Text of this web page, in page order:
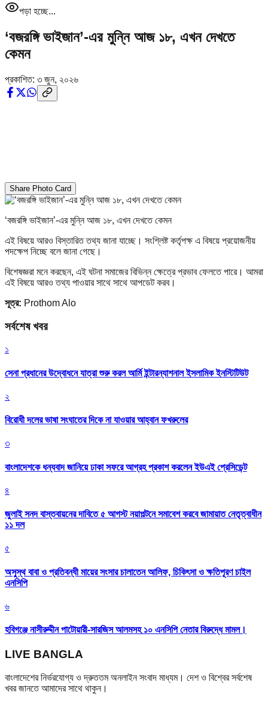
পড়া হচ্ছে...
‘বজরঙ্গি ভাইজান’-এর মুন্নি আজ ১৮, এখন দেখতে
কেমন
প্রকাশিত: ৩ জুন, ২০২৬
Share Photo Card
‘বজরঙ্গি ভাইজান’-এর মুন্নি আজ ১৮, এখন দেখতে কেমন
এই বিষয়ে আরও বিস্তারিত তথ্য জানা যাচ্ছে। সংশ্লিষ্ট কর্তৃপক্ষ এ বিষয়ে প্রয়োজনীয়
পদক্ষেপ নিচ্ছে বলে জানা গেছে।
বিশেষজ্ঞরা মনে করছেন, এই ঘটনা সমাজের বিভিন্ন ক্ষেত্রে প্রভাব ফেলতে পারে। আমরা
এই বিষয়ে আরও তথ্য পাওয়ার সাথে সাথে আপডেট করব।
সূত্র: Prothom Alo
সর্বশেষ খবর
১
সেনা প্রধানের উদ্বোধনে যাত্রা শুরু করল আর্মি ইন্টারন্যাশনাল ইসলামিক ইনস্টিটিউট
২
বিরোধী দলের ভাষা সংঘাতের দিকে না যাওয়ার আহ্বান ফখরুলের
৩
বাংলাদেশকে ধন্যবাদ জানিয়ে ঢাকা সফরে আগ্রহ প্রকাশ করলেন ইউএই প্রেসিডেন্ট
৪
জুলাই সনদ বাস্তবায়নের দাবিতে ৫ আগস্ট নয়াপল্টনে সমাবেশ করবে জামায়াত নেতৃত্বাধীন
১১ দল
৫
অসুস্থ বাবা ও প্রতিবন্ধী মায়ের সংসার চালাতেন আলিফ, চিকিৎসা ও ক্ষতিপূরণ চাইল
এনসিপি
৬
হবিগঞ্জে নাসীরুদ্দীন পাটোয়ারী-সারজিস আলমসহ ১০ এনসিপি নেতার বিরুদ্ধে মামল।
LIVE BANGLA
বাংলাদেশের নির্ভরযোগ্য ও দ্রুততম অনলাইন সংবাদ মাধ্যম। দেশ ও বিশ্বের সর্বশেষ
খবর জানতে আমাদের সাথে থাকুন।